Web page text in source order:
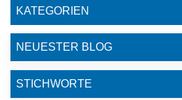
KATEGORIEN
NEUESTER BLOG
STICHWORTE